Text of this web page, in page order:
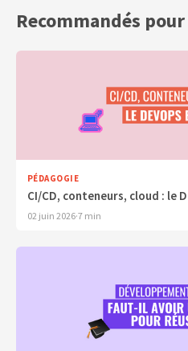
Recommandés
PÉDAGOGIE
CI/CD, conteneurs, cloud : le
02 juin 2026·7 min